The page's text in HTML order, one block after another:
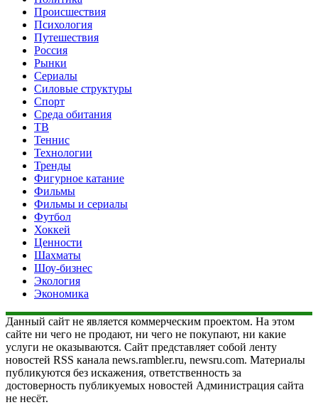
Происшествия
Психология
Путешествия
Россия
Рынки
Сериалы
Силовые структуры
Спорт
Среда обитания
ТВ
Теннис
Технологии
Тренды
Фигурное катание
Фильмы
Фильмы и сериалы
Футбол
Хоккей
Ценности
Шахматы
Шоу-бизнес
Экология
Экономика
Данный сайт не является коммерческим проектом. На этом
сайте ни чего не продают, ни чего не покупают, ни какие
услуги не оказываются. Сайт представляет собой ленту
новостей RSS канала news.rambler.ru, newsru.com. Материалы
публикуются без искажения, ответственность за
достоверность публикуемых новостей Администрация сайта
не несёт.